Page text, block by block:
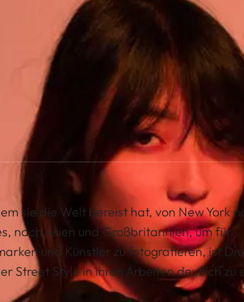
sie die Welt bereist hat, von New York
nach Asien und Großbritannien, um für
und Künstler zu fotografieren, ist
Street Style in ihren Arbeiten deutlich zu